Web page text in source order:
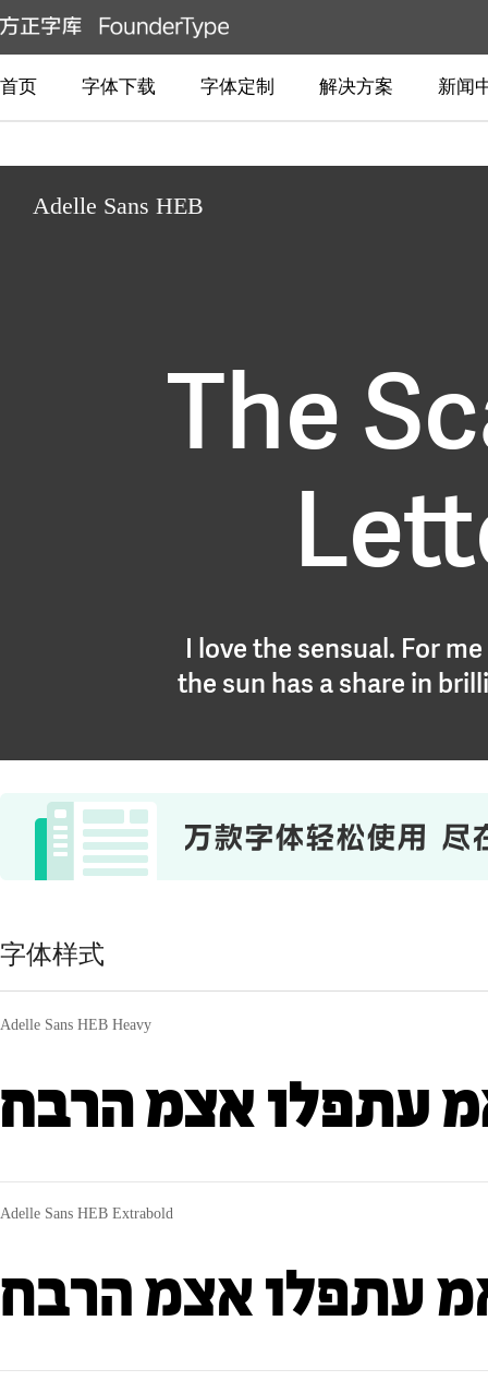
首页 字体下载 字体定制 解决方案 新闻
Adelle Sans HEB
The
I love the sensual. For
the sun has a share in
字体样式
Adelle Sans HEB Heavy
עתפלו אצמ הרבח
Adelle Sans HEB Extrabold
עתפלו אצמ הרבח